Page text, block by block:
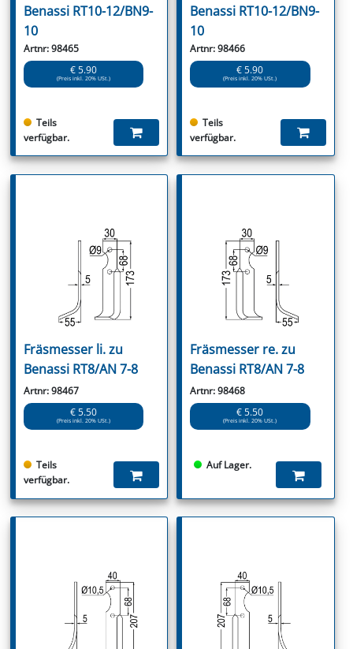
Benassi RT10-12/BN9-
10
Artnr: 98465
€ 5.90
(Preis inkl. 20% USt.)
Teils
verfügbar.
Benassi RT10-12/BN9-
10
Artnr: 98466
€ 5.90
(Preis inkl. 20% USt.)
Teils
verfügbar.
Fräsmesser li. zu
Benassi RT8/AN 7-8
Artnr: 98467
€ 5.50
(Preis inkl. 20% USt.)
Teils
verfügbar.
Fräsmesser re. zu
Benassi RT8/AN 7-8
Artnr: 98468
€ 5.50
(Preis inkl. 20% USt.)
Auf Lager.